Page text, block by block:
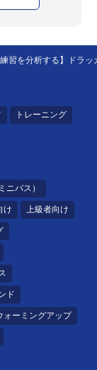
練習を分析する】ドラ
トレーニング
ニバス）
け 上級者向け
ド
ォーミングアップ